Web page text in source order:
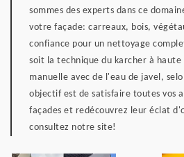
sommes des experts dans ce
votre façade: carreaux, bois,
confiance pour un nettoyage
soit la technique du karcher à
manuelle avec de l'eau de javel,
objectif est de satisfaire toutes vos
façades et redécouvrez leur éclat
consultez notre site!